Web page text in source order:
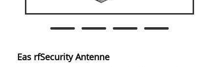
Eas rfSecurity Antenne